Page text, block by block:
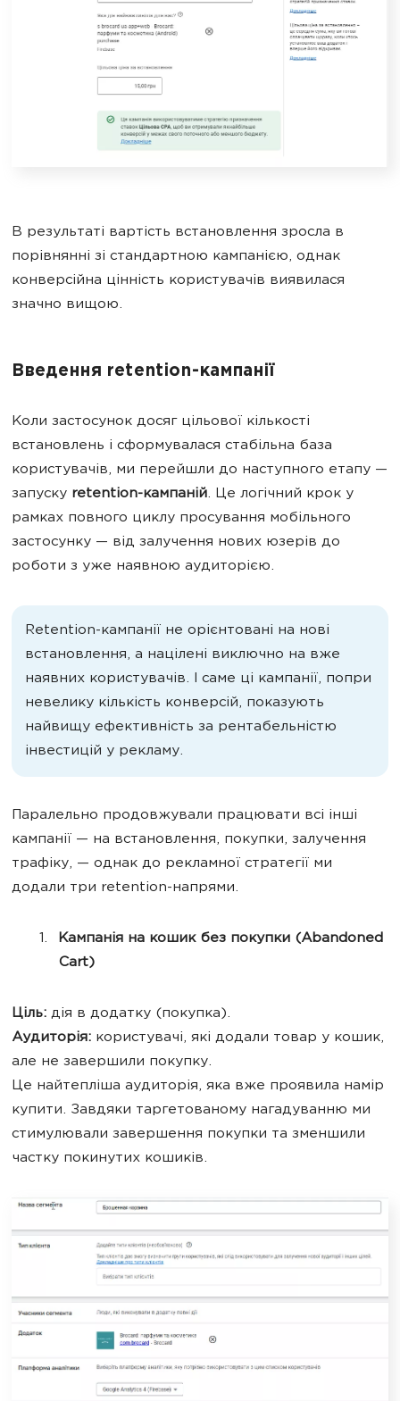
В результаті вартість встановлення зросла в
порівнянні зі стандартною кампанією, однак
конверсійна цінність користувачів виявилася
значно вищою.
Введення retention-кампанії
Коли застосунок досяг цільової кількості
встановлень і сформувалася стабільна база
користувачів, ми перейшли до наступного етапу —
запуску retention-кампаній. Це логічний крок у
рамках повного циклу просування мобільного
застосунку — від залучення нових юзерів до
роботи з уже наявною аудиторією.
Retention-кампанії не орієнтовані на нові
встановлення, а націлені виключно на вже
наявних користувачів. І саме ці кампанії, попри
невелику кількість конверсій, показують
найвищу ефективність за рентабельністю
інвестицій у рекламу.
Паралельно продовжували працювати всі інші
кампанії — на встановлення, покупки, залучення
трафіку, — однак до рекламної стратегії ми
додали три retention-напрями.
Кампанія на кошик без покупки (Abandoned
Cart)
Ціль: дія в додатку (покупка).
Аудиторія: користувачі, які додали товар у кошик,
але не завершили покупку.
Це найтепліша аудиторія, яка вже проявила намір
купити. Завдяки таргетованому нагадуванню ми
стимулювали завершення покупки та зменшили
частку покинутих кошиків.